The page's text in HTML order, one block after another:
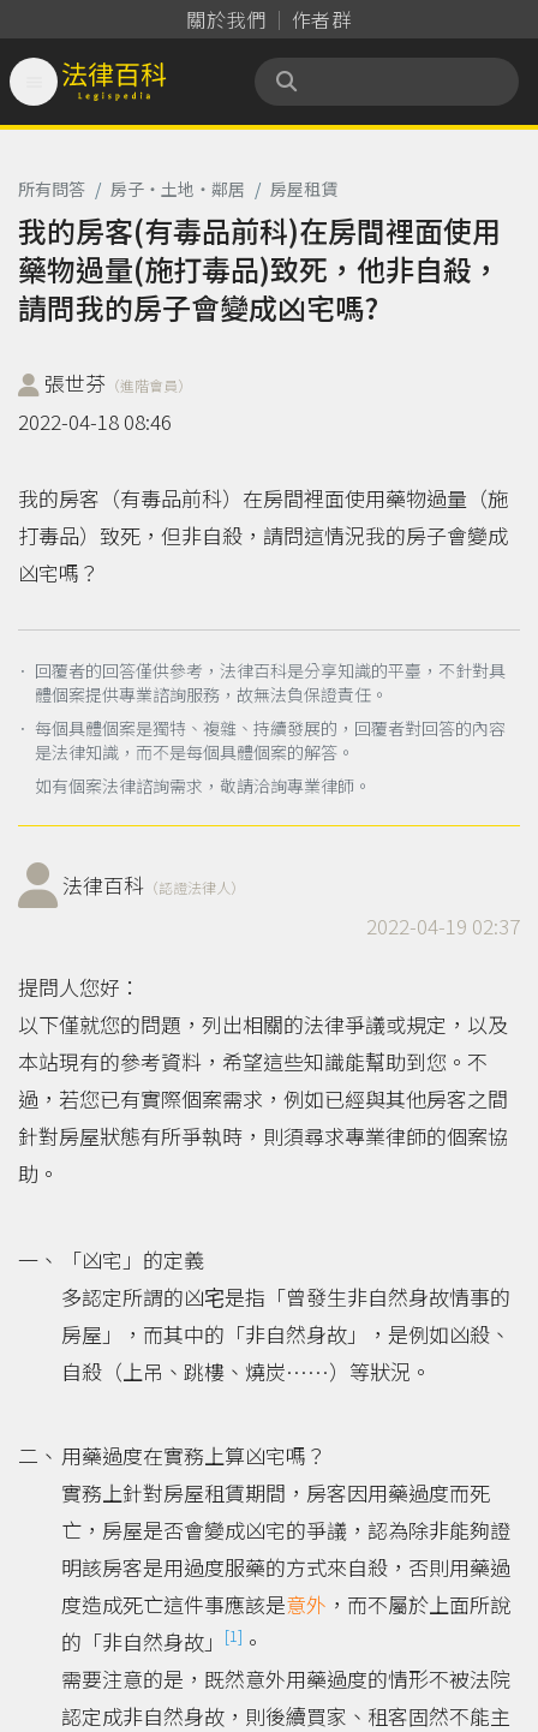
關於我們 作者群
法律百科 Legispedia
所有問答 / 房子‧土地‧鄰居 / 房屋租賃
我的房客(有毒品前科)在房間裡面使用
藥物過量(施打毒品)致死，他非自殺，
請問我的房子會變成凶宅嗎?
張世芬 （進階會員）
2022-04-18 08:46
我的房客（有毒品前科）在房間裡面使用藥物過量（施
打毒品）致死，但非自殺，請問這情況我的房子會變成
凶宅嗎？
． 回覆者的回答僅供參考，法律百科是分享知識的平臺，不針對具
體個案提供專業諮詢服務，故無法負保證責任。
． 每個具體個案是獨特、複雜、持續發展的，回覆者對回答的內容
是法律知識，而不是每個具體個案的解答。
如有個案法律諮詢需求，敬請洽詢專業律師。
法律百科 （認證法律人）
2022-04-19 02:37
提問人您好：
以下僅就您的問題，列出相關的法律爭議或規定，以及
本站現有的參考資料，希望這些知識能幫助到您。不
過，若您已有實際個案需求，例如已經與其他房客之間
針對房屋狀態有所爭執時，則須尋求專業律師的個案協
助。
「凶宅」的定義
多認定所謂的凶宅是指「曾發生非自然身故情事的
房屋」，而其中的「非自然身故」，是例如凶殺、
自殺（上吊、跳樓、燒炭……）等狀況。
用藥過度在實務上算凶宅嗎？
實務上針對房屋租賃期間，房客因用藥過度而死
亡，房屋是否會變成凶宅的爭議，認為除非能夠證
明該房客是用過度服藥的方式來自殺，否則用藥過
度造成死亡這件事應該是意外 ，而不屬於上面所說
的「非自然身故」
[1] 。
需要注意的是，既然意外用藥過度的情形不被法院
認定成非自然身故，則後續買家、租客固然不能主